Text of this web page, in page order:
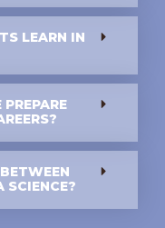
LEARN IN
SCIENCE?